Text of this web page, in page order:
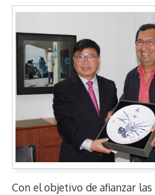
Con el objetivo de afianzar